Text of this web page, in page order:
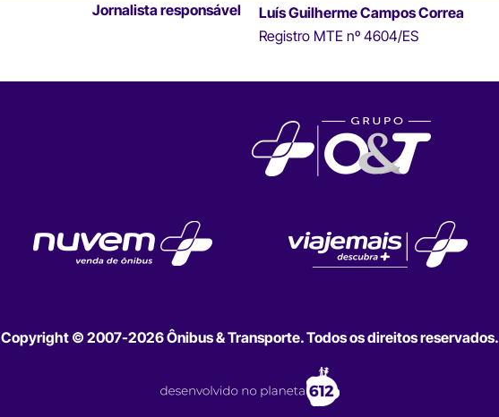
Jornalista responsável
Luís Guilherme Campos Correa
Registro MTE nº 4604/ES
Copyright © 2007-2026 Ônibus & Transporte. Todos os direitos reservados.